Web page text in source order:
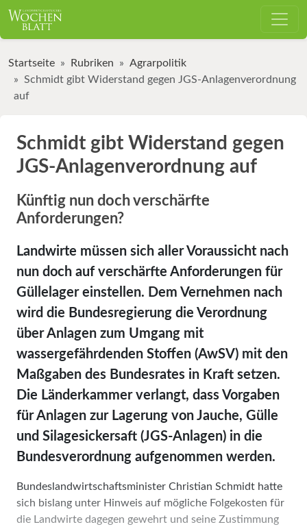
Startseite Rubriken
Agrarpolitik
Schmidt gibt Widerstand gegen JGS-Anlagenverordnung
auf
Schmidt gibt Widerstand gegen
JGS-Anlagenverordnung auf
Künftig nun doch verschärfte
Anforderungen?
Landwirte müssen sich aller Voraussicht nach
nun doch auf verschärfte Anforderungen für
Güllelager einstellen. Dem Vernehmen nach
wird die Bundesregierung die Verordnung
über Anlagen zum Umgang mit
wassergefährdenden Stoffen (AwSV) mit den
Maßgaben des Bundesrates in Kraft setzen.
Die Länderkammer verlangt, dass Vorgaben
für Anlagen zur Lagerung von Jauche, Gülle
und Silagesickersaft (JGS-Anlagen) in die
Bundesverordnung aufgenommen werden.
Bundeslandwirtschaftsminister Christian Schmidt hatte
sich bislang unter Hinweis auf mögliche Folgekosten für
die Landwirte dagegen gewehrt und seine Zustimmung